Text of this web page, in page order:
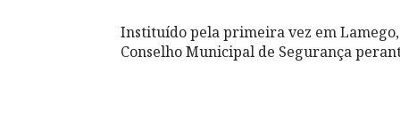
Instituído pela primeira vez em
Conselho Municipal de Segurança